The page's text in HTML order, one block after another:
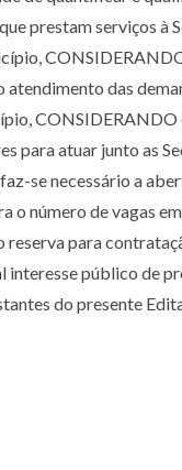
prestam serviços à
atendimento das
para atuar junto as
se necessário a
o número de vagas
reserva para
interesse público de
do presente